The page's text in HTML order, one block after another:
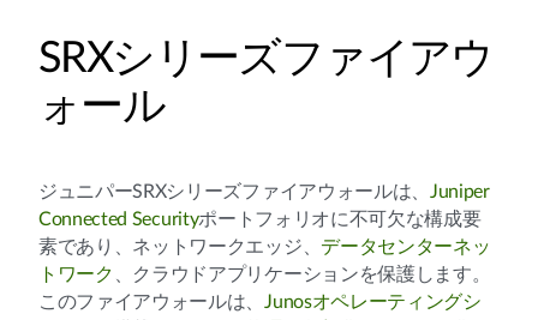
SRXシリーズファイアウ
ォール
ジュニパーSRXシリーズファイアウォールは、 Juniper
Connected Securityポートフォリオに不可欠な構成要
素であり、ネットワークエッジ、 データセンターネッ
トワーク
、クラウドアプリケーションを保護します。
このファイアウォールは、Junosオペレーティングシ